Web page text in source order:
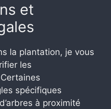
et
la plantation, je vous
les
spécifiques
à proximité